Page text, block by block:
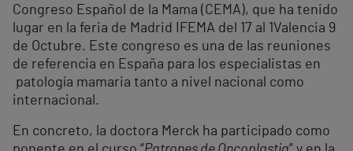
Congreso Español de la Mama (CEMA), que ha tenido
lugar en la feria de Madrid IFEMA del 17 al 1Valencia 9
de Octubre. Este congreso es una de las reuniones
de referencia en España para los especialistas en
patología mamaria tanto a nivel nacional como
internacional.
En concreto, la doctora Merck ha participado como